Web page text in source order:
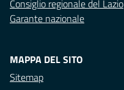
Consiglio regionale del Lazio
Garante nazionale
MAPPA DEL SITO
Sitemap